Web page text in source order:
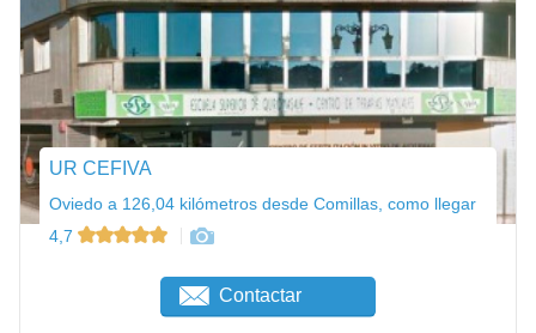
UR CEFIVA
Oviedo a 126,04 kilómetros desde Comillas, como llegar
4,7
Contactar